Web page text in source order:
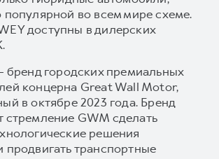
во всем мире схеме.
доступны в дилерских
бренд городских премиальных
концерна Great Wall Motor,
в октябре 2023 года. Бренд
стремление GWM сделать
решения
транспортные